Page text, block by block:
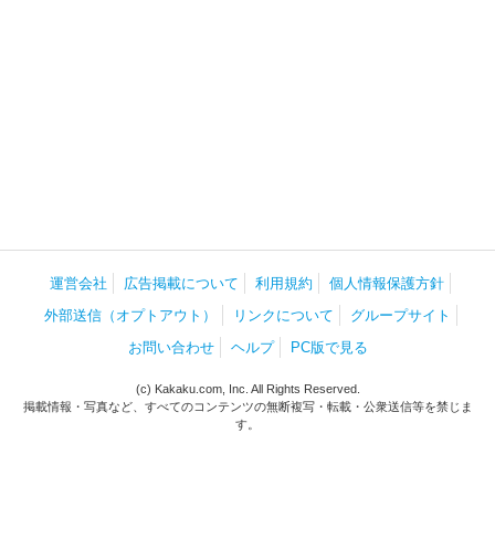
運営会社 広告掲載について 利用規約
個人情報保護方針
外部送信（オプトアウト）
リンクについて
グループサイト
お問い合わせ
ヘルプ PC版で見る
(c) Kakaku.com, Inc. All Rights Reserved.
掲載情報・写真など、すべてのコンテンツの無断複写・転載・公衆送信等を禁じま
す。